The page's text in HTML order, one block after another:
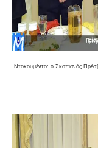
Ντοκουμέντο: ο Σκοπιανός